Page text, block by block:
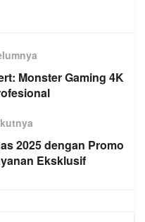
Monster Gaming 4K
2025 dengan Promo
Eksklusif